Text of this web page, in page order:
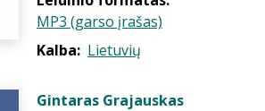
MP3 (garso įrašas)
Kalba: Lietuvių
Gintaras Grajauskas